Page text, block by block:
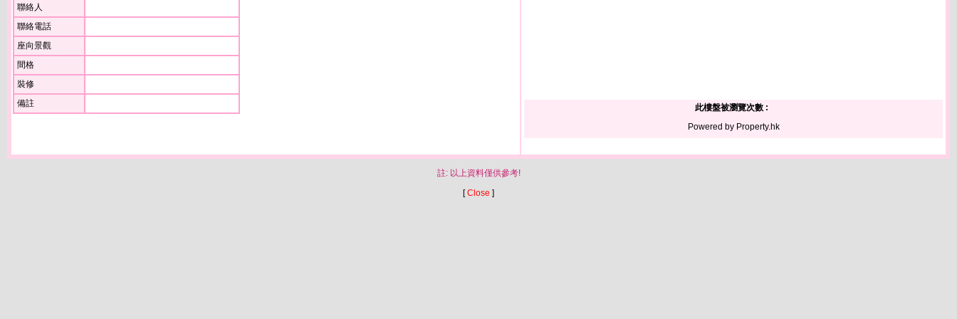
聯絡人
聯絡電話
座向景觀
間格
裝修
備註
此樓盤被瀏覽次數 :
Powered by Property.hk
註: 以上資料僅供參考!
[Close ]